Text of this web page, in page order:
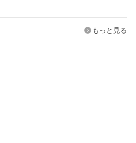
もっと見る